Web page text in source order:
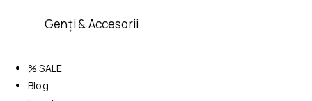
Genți & Accesorii
% SALE
Blog